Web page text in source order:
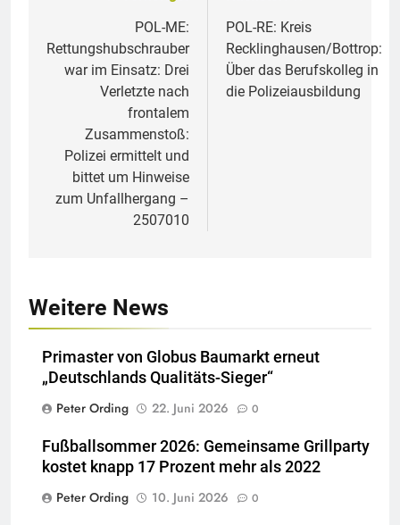
POL-ME:
Rettungshubschrauber
war im Einsatz: Drei
Verletzte nach
frontalem
Zusammenstoß:
Polizei ermittelt und
bittet um Hinweise
zum Unfallhergang –
2507010
POL-RE: Kreis
Recklinghausen/Bottrop:
Über das Berufskolleg in
die Polizeiausbildung
Weitere News
Primaster von Globus Baumarkt erneut
„Deutschlands Qualitäts-Sieger“
Peter Ording
22. Juni 2026 0
Fußballsommer 2026: Gemeinsame Grillparty
kostet knapp 17 Prozent mehr als 2022
Peter Ording
10. Juni 2026 0